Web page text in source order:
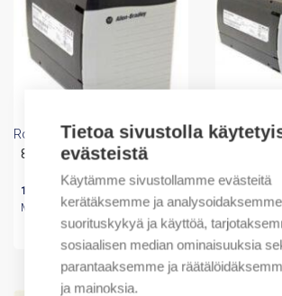
Tietoa sivustolla
evästeistä
Käytämme sivustollamme evästeitä
kerätäksemme ja
suorituskykyä ja käyttöä,
sosiaalisen median ominaisuuksia
parantaaksemme ja
ja mainoksia.
Rockwell Automation
85-265 AC POWER SUPPLY
1144,30€/ myyntierä
Myyntierä sis. 1 KPL
Rockwell
Power
938,48€/
Myyntierä